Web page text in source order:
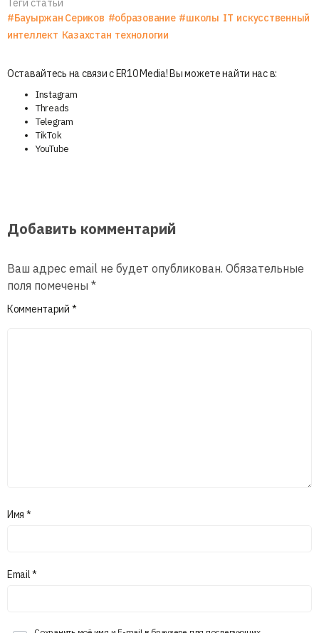
Теги статьи
#Бауыржан Сериков #образование #школы IT искусственный
интеллект Казахстан технологии
Оставайтесь на связи с ER10 Media! Вы можете найти нас в:
Instagram
Threads
Telegram
TikTok
YouTube
Добавить комментарий
Ваш адрес email не будет опубликован. Обязательные
поля помечены *
Комментарий *
Имя *
Email*